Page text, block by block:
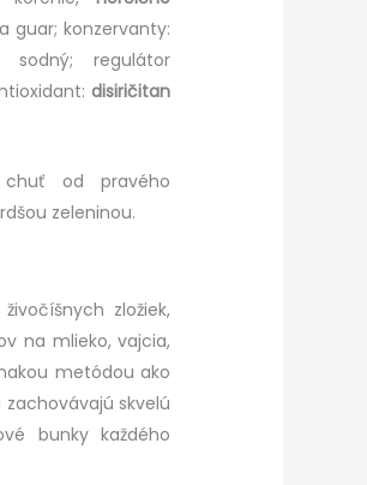
guar; konzervanty:
sodný; regulátor
disiričitan
chuť od pravého
zeleninou.
zložiek,
na mlieko, vajcia,
metódou ako
skvelú
bunky každého